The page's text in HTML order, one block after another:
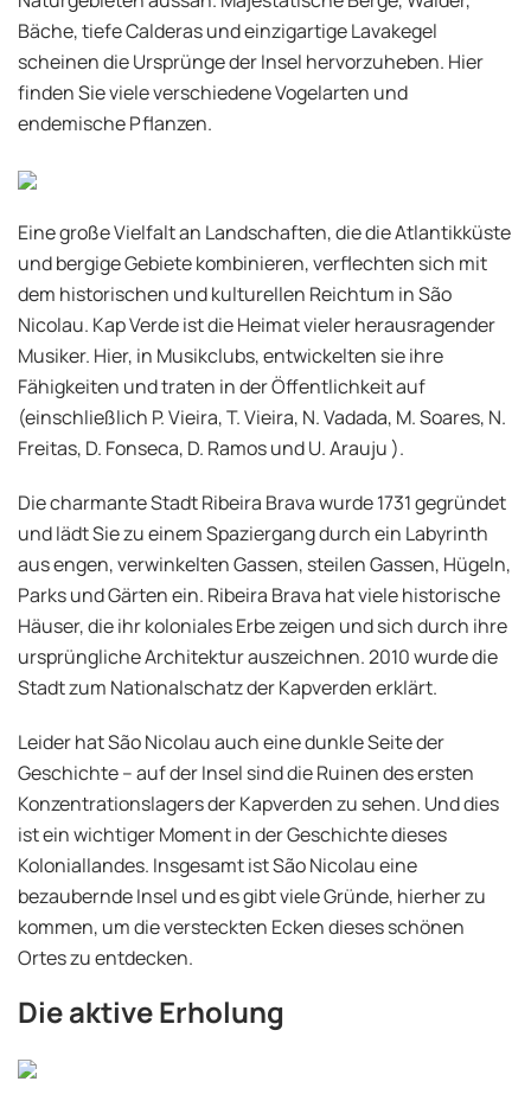
Bäche, tiefe Calderas und einzigartige Lavakegel
scheinen die Ursprünge der Insel hervorzuheben. Hier
finden Sie viele verschiedene Vogelarten und
endemische Pflanzen.
Eine große Vielfalt an Landschaften, die die Atlantikküste
und bergige Gebiete kombinieren, verflechten sich mit
dem historischen und kulturellen Reichtum in São
Nicolau. Kap Verde ist die Heimat vieler herausragender
Musiker. Hier, in Musikclubs, entwickelten sie ihre
Fähigkeiten und traten in der Öffentlichkeit auf
(einschließlich P. Vieira, T. Vieira, N. Vadada, M. Soares, N.
Freitas, D. Fonseca, D. Ramos und U. Arauju ).
Die charmante Stadt Ribeira Brava wurde 1731 gegründet
und lädt Sie zu einem Spaziergang durch ein Labyrinth
aus engen, verwinkelten Gassen, steilen Gassen, Hügeln,
Parks und Gärten ein. Ribeira Brava hat viele historische
Häuser, die ihr koloniales Erbe zeigen und sich durch ihre
ursprüngliche Architektur auszeichnen. 2010 wurde die
Stadt zum Nationalschatz der Kapverden erklärt.
Leider hat São Nicolau auch eine dunkle Seite der
Geschichte – auf der Insel sind die Ruinen des ersten
Konzentrationslagers der Kapverden zu sehen. Und dies
ist ein wichtiger Moment in der Geschichte dieses
Koloniallandes. Insgesamt ist São Nicolau eine
bezaubernde Insel und es gibt viele Gründe, hierher zu
kommen, um die versteckten Ecken dieses schönen
Ortes zu entdecken.
Die aktive Erholung